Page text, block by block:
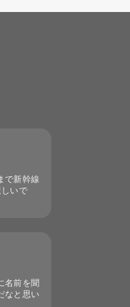
で新幹線
いで
名前を聞
なと思い